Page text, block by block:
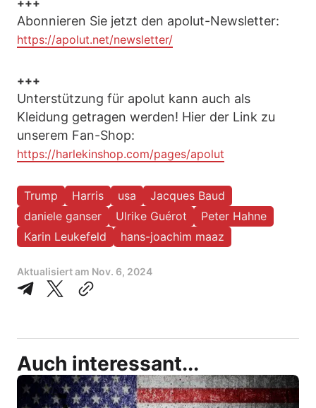
+++
Abonnieren Sie jetzt den apolut-Newsletter:
https://apolut.net/newsletter/
+++
Unterstützung für apolut kann auch als
Kleidung getragen werden! Hier der Link zu
unserem Fan-Shop:
https://harlekinshop.com/pages/apolut
Trump Harris usa
Jacques Baud
daniele ganser
Ulrike Guérot
Peter Hahne
Karin Leukefeld
hans-joachim maaz
Aktualisiert am Nov. 6, 2024
Auch interessant...